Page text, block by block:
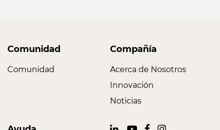
Comunidad
Comunidad
Compañía
Acerca de Nosotros
Innovación
Noticias